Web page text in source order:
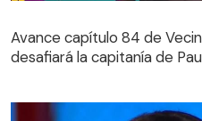
desafiará la capitanía de
Avance capítulo 84 de
desafiará la capitanía de